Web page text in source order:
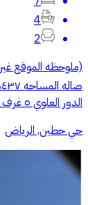
4
2
الدور العلوي ٥ غرف نوم و صاله السطح ٣ غرف الفيله فاضيه يلزم موعد متوفر صور السوم وصل ٥مليون و٣٠٠الف البيع ٥ مليون و٤٠٠الف عشور مباشر من الوكيل
حي حطين, الرياض